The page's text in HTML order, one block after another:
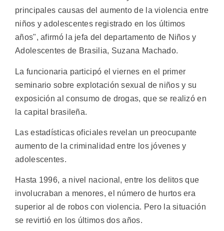
principales causas del aumento de la violencia entre
niños y adolescentes registrado en los últimos
años", afirmó la jefa del departamento de Niños y
Adolescentes de Brasilia, Suzana Machado.
La funcionaria participó el viernes en el primer
seminario sobre explotación sexual de niños y su
exposición al consumo de drogas, que se realizó en
la capital brasileña.
Las estadísticas oficiales revelan un preocupante
aumento de la criminalidad entre los jóvenes y
adolescentes.
Hasta 1996, a nivel nacional, entre los delitos que
involucraban a menores, el número de hurtos era
superior al de robos con violencia. Pero la situación
se revirtió en los últimos dos años.